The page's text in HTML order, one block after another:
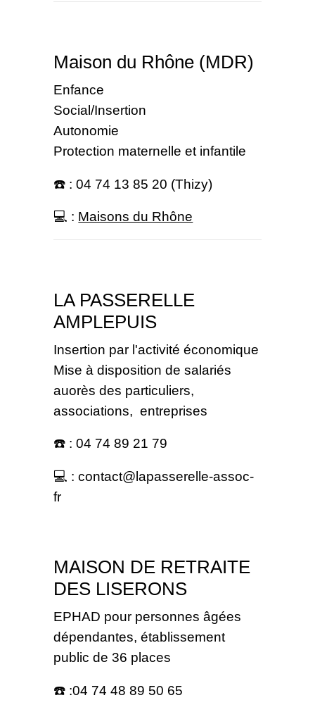
Maison du Rhône (MDR)
Enfance
Social/Insertion
Autonomie
Protection maternelle et infantile
☎️ : 04 74 13 85 20 (Thizy)
💻 : Maisons du Rhône
LA PASSERELLE
AMPLEPUIS
Insertion par l'activité économique
Mise à disposition de salariés
auorès des particuliers,
associations, entreprises
☎️ : 04 74 89 21 79
💻 : contact@lapasserelle-assoc-
fr
MAISON DE RETRAITE
DES LISERONS
EPHAD pour personnes âgées
dépendantes, établissement
public de 36 places
☎️ :04 74 48 89 50 65